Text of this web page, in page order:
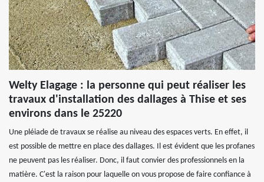
Welty Elagage : la personne qui peut réaliser les
travaux d'installation des dallages à Thise et ses
environs dans le 25220
Une pléiade de travaux se réalise au niveau des espaces verts. En effet, il
est possible de mettre en place des dallages. Il est évident que les profanes
ne peuvent pas les réaliser. Donc, il faut convier des professionnels en la
matière. C'est la raison pour laquelle on vous propose de faire confiance à